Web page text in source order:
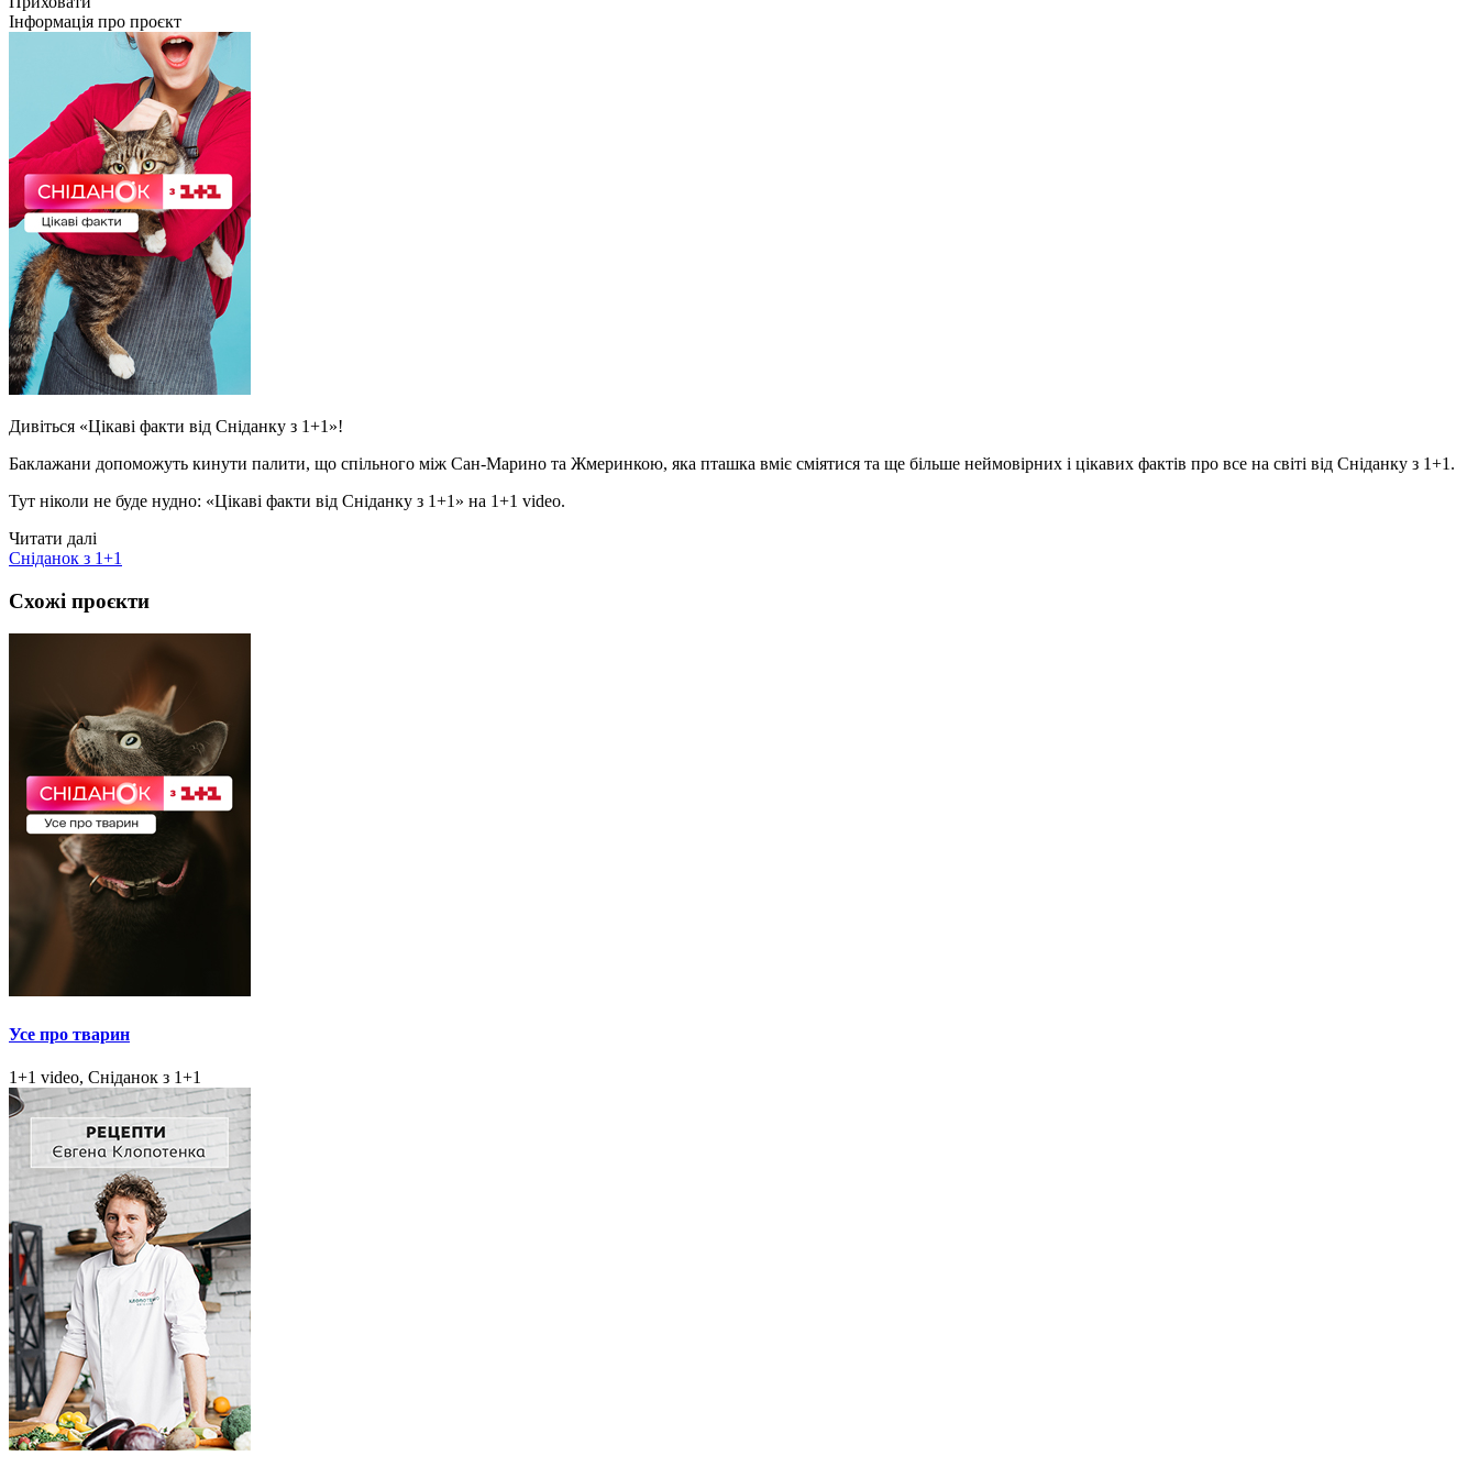
Інформація про проєкт
Дивіться «Цікаві факти від Сніданку з 1+1»!
Баклажани допоможуть кинути палити, що спільного між Сан-Марино та Жмеринкою, яка пташка вміє сміятися та ще більше неймовірних і цікавих фактів про все на світі від Сніданку з 1+1.
Тут ніколи не буде нудно: «Цікаві факти від Сніданку з 1+1» на 1+1 video.
Читати далі
Сніданок з 1+1
Схожі проєкти
Усе про тварин
1+1 video, Сніданок з 1+1